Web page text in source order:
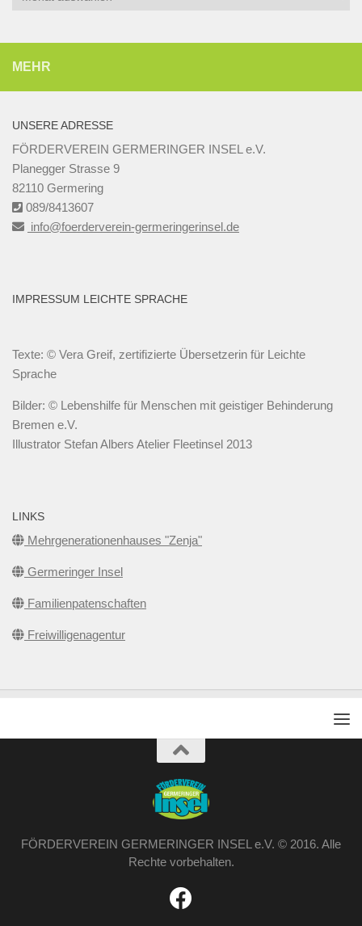
MEHR
UNSERE ADRESSE
FÖRDERVEREIN GERMERINGER INSEL e.V.
Planegger Strasse 9
82110 Germering
089/8413607
info@foerderverein-germeringerinsel.de
IMPRESSUM LEICHTE SPRACHE
Texte: © Vera Greif, zertifizierte Übersetzerin für Leichte
Sprache
Bilder: © Lebenshilfe für Menschen mit geistiger Behinderung
Bremen e.V.
Illustrator Stefan Albers Atelier Fleetinsel 2013
LINKS
Mehrgenerationenhauses "Zenja"
Germeringer Insel
Familienpatenschaften
Freiwilligenagentur
FÖRDERVEREIN GERMERINGER INSEL e.V. © 2016. Alle
Rechte vorbehalten.